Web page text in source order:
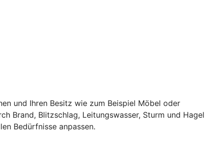
und Ihren Besitz wie zum Beispiel Möbel oder
Brand, Blitzschlag, Leitungswasser, Sturm und Hagel
Bedürfnisse anpassen.